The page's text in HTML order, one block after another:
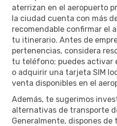
aterrizan en el aeropuerto
la ciudad cuenta con más
recomendable confirmar el
tu itinerario. Antes de
pertenencias, considera
tu teléfono; puedes activar
o adquirir una tarjeta SIM
venta disponibles en el
Además, te sugerimos
alternativas de transporte
Generalmente, dispones